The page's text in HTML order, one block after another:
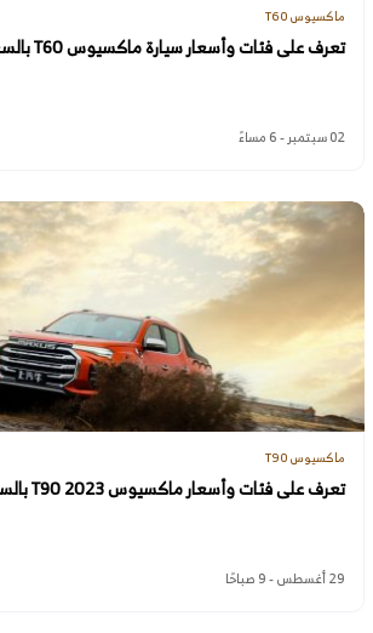
ماكسيوس T60
تعرف على فئات وأسعار سيارة ماكسيوس T60 بالسعودية
02 سبتمبر - 6 مساءً
ماكسيوس T90
تعرف على فئات وأسعار ماكسيوس T90 2023 بالسعودية
29 أغسطس - 9 صباحًا